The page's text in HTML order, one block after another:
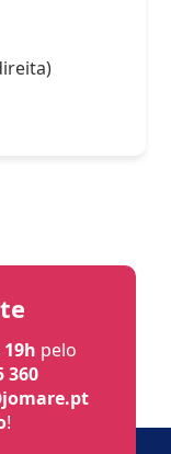
19h pelo
360
!